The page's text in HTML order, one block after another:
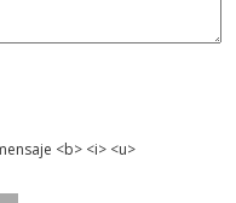
<b> <i> <u>